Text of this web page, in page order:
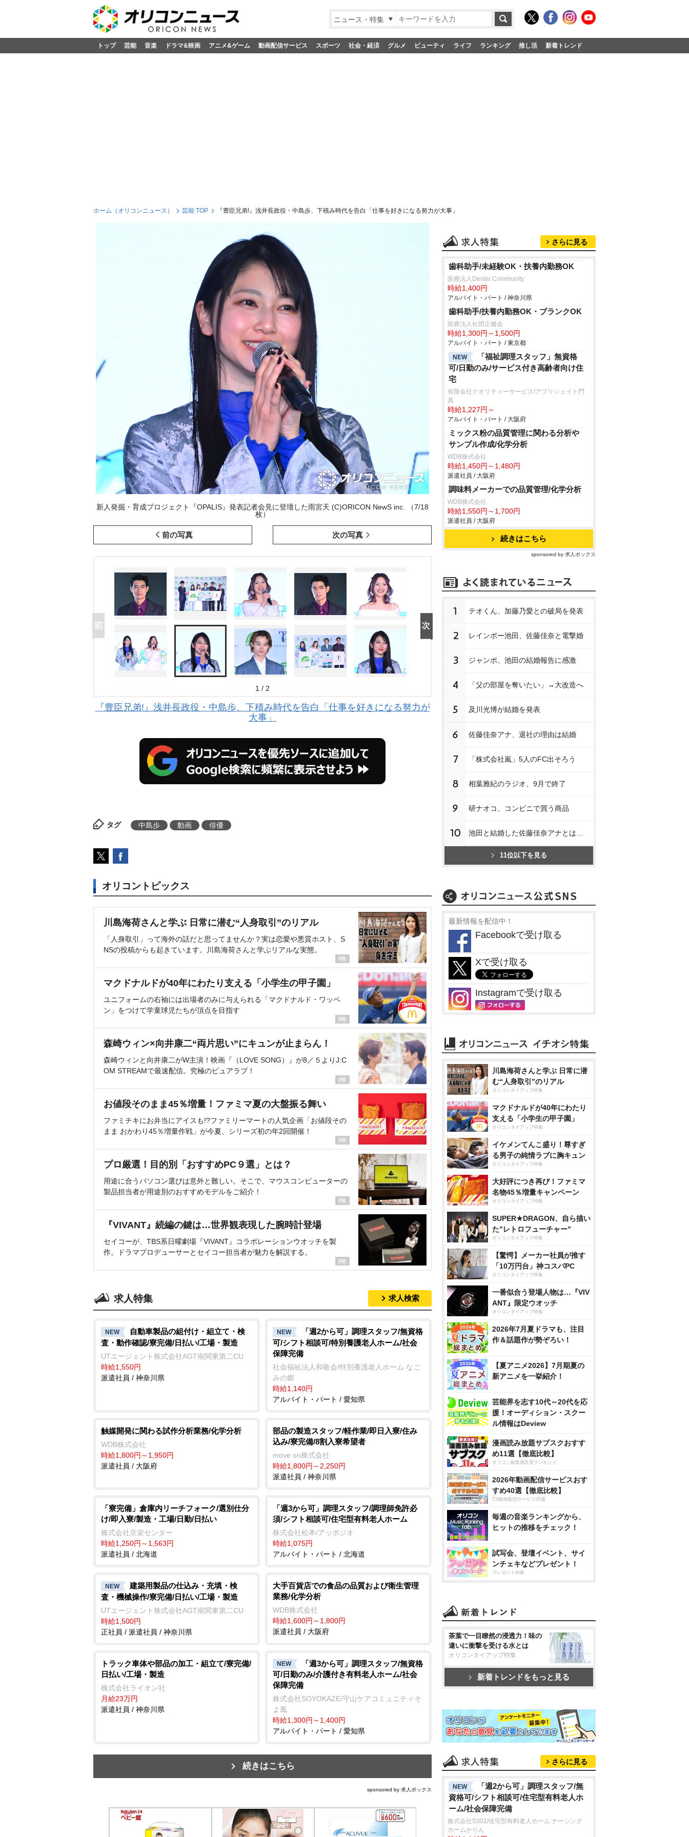
ニュース・特集
トップ 芸能 音楽 ドラマ&映画 アニメ&ゲーム 動画配信サービス スポーツ 社会・経済 グルメ ビューティ ライフ ランキング 推し活 新着トレンド
ホーム（オリコンニュース） 芸能 TOP 『豊臣兄弟!』浅井長政役・中島歩、下積み時代を告白「仕事を好きになる努力が大事」
新人発掘・育成プロジェクト『OPALIS』発表記者会見に登壇した雨宮天 (C)ORICON NewS inc. （7/18
枚）
前の写真 次の写真
1 / 2
『豊臣兄弟!』浅井長政役・中島歩、下積み時代を告白「仕事を好きになる努力が
大事」
タグ 中島歩 動画 俳優
オリコントピックス
川島海荷さんと学ぶ 日常に潜む“人身取引”のリアル
「人身取引」って海外の話だと思ってませんか？実は恋愛や悪質ホスト、S
NSの投稿からも起きています。川島海荷さんと学ぶリアルな実態。
マクドナルドが40年にわたり支える「小学生の甲子園」
ユニフォームの右袖には出場者のみに与えられる「マクドナルド・ワッペ
ン」をつけて学童球児たちが頂点を目指す
森崎ウィン×向井康二“両片思い”にキュンが止まらん！
森崎ウィンと向井康二がW主演！映画『（LOVE SONG）』が8／５よりJ:C
OM STREAMで最速配信。究極のピュアラブ！
お値段そのまま45％増量！ファミマ夏の大盤振る舞い
ファミチキにお弁当にアイスも!?ファミリーマートの人気企画「お値段その
まま おかわり45％増量作戦」が今夏、シリーズ初の年2回開催！
プロ厳選！目的別「おすすめPC９選」とは？
用途に合うパソコン選びは意外と難しい。そこで、マウスコンピューターの
製品担当者が用途別のおすすめモデルをご紹介！
『VIVANT』続編の鍵は…世界観表現した腕時計登場
セイコーが、TBS系日曜劇場『VIVANT』コラボレーションウオッチを製
作。ドラマプロデューサーとセイコー担当者が魅力を解説する。
求人特集 求人検索
NEW
自動車製品の組付け・組立て・検
査・動作確認/寮完備/日払い/工場・製造
UTエージェント株式会社AGT南関東第二CU
時給1,550円
派遣社員 / 神奈川県
NEW
「週2から可」調理スタッフ/無資格
可/シフト相談可/特別養護老人ホーム/社会
保障完備
社会福祉法人和敬会/特別養護老人ホーム なご
みの郷
時給1,140円
アルバイト・パート / 愛知県
触媒開発に関わる試作分析業務/化学分析
WDB株式会社
時給1,800円～1,950円
派遣社員 / 大阪府
部品の製造スタッフ/軽作業/即日入寮/住み
込み/寮完備/8割入寮希望者
move on株式会社
時給1,800円～2,250円
派遣社員 / 神奈川県
「寮完備」倉庫内リーチフォーク/選別仕分
け/即入寮/製造・工場/日勤/日払い
株式会社京栄センター
時給1,250円～1,563円
派遣社員 / 北海道
「週3から可」調理スタッフ/調理師免許必
須/シフト相談可/住宅型有料老人ホーム
株式会社松本/アッポジオ
時給1,075円
アルバイト・パート / 北海道
NEW
建築用製品の仕込み・充填・検
査・機械操作/寮完備/日払い/工場・製造
UTエージェント株式会社AGT南関東第二CU
時給1,500円
正社員 / 派遣社員 / 神奈川県
大手百貨店での食品の品質および衛生管理
業務/化学分析
WDB株式会社
時給1,600円～1,800円
派遣社員 / 大阪府
トラック車体や部品の加工・組立て/寮完備/
日払い/工場・製造
株式会社ライオン社
月給23万円
派遣社員 / 神奈川県
NEW
「週3から可」調理スタッフ/無資格
可/日勤のみ/介護付き有料老人ホーム/社会
保障完備
株式会社SOYOKAZE/守山ケアコミュニティそ
よ風
時給1,300円～1,400円
アルバイト・パート / 愛知県
続きはこちら
sponsored by 求人ボックス
さらに見る
歯科助手/未経験OK・扶養内勤務OK
医療法人Dental Community
時給1,400円
アルバイト・パート / 神奈川県
歯科助手/扶養内勤務OK・ブランクOK
医療法人社団正健会
時給1,300円～1,500円
アルバイト・パート / 東京都
NEW
「福祉調理スタッフ」無資格
可/日勤のみ/サービス付き高齢者向け住
宅
有限会社クオリティーサービス/アプリシェイト門
真
時給1,227円～
アルバイト・パート / 大阪府
ミックス粉の品質管理に関わる分析
サンプル作成/化学分析
WDB株式会社
時給1,450円～1,480円
派遣社員 / 大阪府
調味料メーカーでの品質管理/化学分析
WDB株式会社
時給1,550円～1,700円
派遣社員 / 大阪府
続きはこちら
sponsored by 求人ボックス
1 テオくん、加藤乃愛との破局を発表
2 レインボー池田、佐藤佳奈と電撃婚
3 ジャンボ、池田の結婚報告に感激
4 「父の部屋を奪いたい」→大改造へ
5 及川光博が結婚を発表
6 佐藤佳奈アナ、退社の理由は結婚
7 「株式会社嵐」5人のFC出そろう
8 相葉雅紀のラジオ、9月で終了
9 研ナオコ、コンビニで買う商品
10 池田と結婚した佐藤佳奈アナとは…
11位以下を見る
最新情報を配信中！
Facebookで受け取る
Xで受け取る
Instagramで受け取る
川島海荷さんと学ぶ 日常に潜
む“人身取引”のリアル
オリコンタイアップ特集
マクドナルドが40年にわたり
支える「小学生の甲子園」
オリコンタイアップ特集
イケメンてんこ盛り！尊すぎ
る男子の純情ラブに胸キュン
オリコンタイアップ特集
大好評につき再び！ファミマ
名物45％増量キャンペーン
オリコンタイアップ特集
SUPER★DRAGON、自ら描い
た”レトロフューチャー”
オリコンタイアップ特集
【驚愕】メーカー社員が推す
「10万円台」神コスパPC
オリコンタイアップ特集
一番似合う登場人物は…『VIV
ANT』限定ウオッチ
オリコンタイアップ特集
2026年7月夏ドラマも、注目
作＆話題作が勢ぞろい！
【夏アニメ2026】7月期夏の
新アニメを一挙紹介！
芸能界を志す10代～20代を応
援！オーディション・スクー
ル情報はDeview
漫画読み放題サブスクおすす
め11選【徹底比較】
オリコン顧客満足度ランキング
2026年動画配信サービスおす
すめ40選【徹底比較】
CS動画配信サービス20選
毎週の音楽ランキングから、
ヒットの推移をチェック！
試写会、登壇イベント、サイ
ンチェキなどプレゼント！
プレゼント特集
茶葉で一目瞭然の浸透力！味の
違いに衝撃を受ける水とは
オリコンタイアップ特集
新着トレンドをもっと見る
さらに見る
NEW
「週2から可」調理スタッフ/無
資格可/シフト相談可/住宅型有料老人ホ
ーム/社会保障完備
株式会社S301/住宅型有料老人ホーム ナーシング
ホームかりん